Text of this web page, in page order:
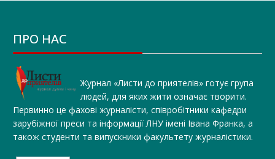
ПРО НАС
Журнал «Листи до приятелів» готує група
людей, для яких жити означає творити.
Первинно це фахові журналісти, співробітники кафедри
зарубіжної преси та інформації ЛНУ імені Івана Франка, а
також студенти та випускники факультету журналістики.